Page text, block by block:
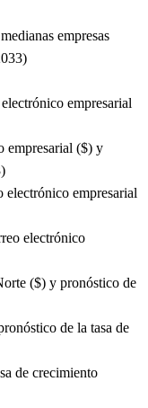
empresas
empresarial
empresarial ($) y
electrónico empresarial
electrónico
($) y pronóstico de
de la tasa de
de crecimiento